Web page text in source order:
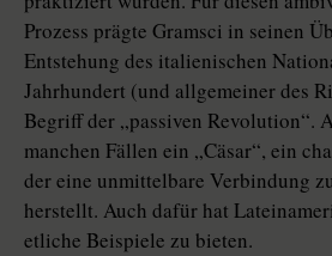
Prozess prägte Gramsci in seinen
Entstehung des italienischen
Jahrhundert (und allgemeiner des
Begriff der „passiven Revolution“.
manchen Fällen ein „Cäsar“, ein
der eine unmittelbare Verbindung
herstellt. Auch dafür hat
etliche Beispiele zu bieten.